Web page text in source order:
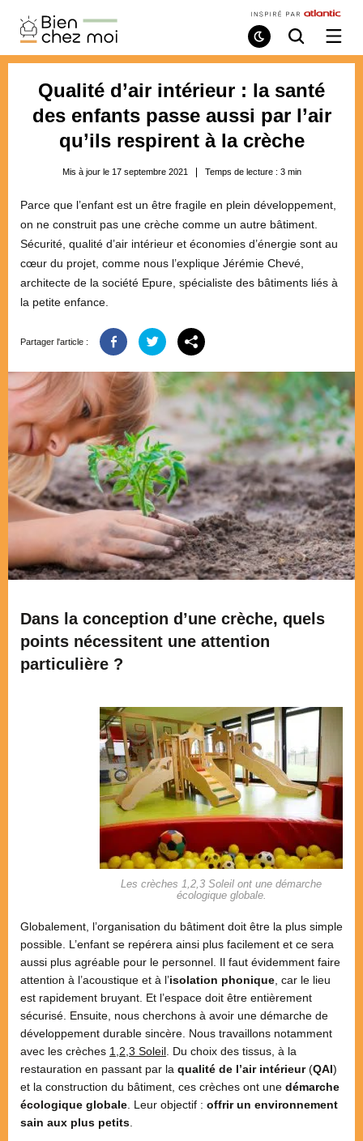
Bien
Chez
Moi
Mode
de
Recherche
/
Qualité d’air intérieur : la santé
des enfants passe aussi par l’air
qu’ils respirent à la crèche
Mis à jour le 17 septembre 2021 Temps de lecture : 3 min
Parce que l’enfant est un être fragile en plein développement,
on ne construit pas une crèche comme un autre bâtiment.
Sécurité, qualité d’air intérieur et économies d’énergie sont au
cœur du projet, comme nous l’explique Jérémie Chevé,
architecte de la société Epure, spécialiste des bâtiments liés à
la petite enfance.
Partager l'article :
Dans la conception d’une crèche, quels
points nécessitent une attention
particulière ?
Les crèches 1,2,3 Soleil ont une démarche
écologique globale.
Globalement, l’organisation du bâtiment doit être la plus simple
possible. L’enfant se repérera ainsi plus facilement et ce sera
aussi plus agréable pour le personnel. Il faut évidemment faire
attention à l’acoustique et à l’isolation phonique, car le lieu
est rapidement bruyant. Et l’espace doit être entièrement
sécurisé. Ensuite, nous cherchons à avoir une démarche de
développement durable sincère. Nous travaillons notamment
avec les crèches 1,2,3 Soleil. Du choix des tissus, à la
restauration en passant par la qualité de l’air intérieur(QAI)
et la construction du bâtiment, ces crèches ont une démarche
écologique globale. Leur objectif : offrir un environnement
sain aux plus petits.